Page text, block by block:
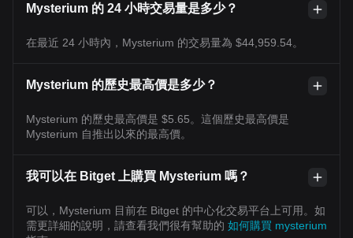
Mysterium 的 24 小時交易量是多少？
在最近 24 小時內，Mysterium 的交易量為 $44,959.54。
Mysterium 的歷史最高價是多少？
Mysterium 的歷史最高價是 $5.65。這個歷史最高價是
Mysterium 自推出以來的最高價。
我可以在 Bitget 上購買 Mysterium 嗎？
可以，Mysterium 目前在 Bitget 的中心化交易平台上可用。如
需更詳細的說明，請查看我們很有幫助的 如何購買 mysterium